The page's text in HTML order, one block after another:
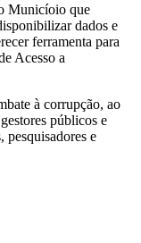
Municíoio que
dados e
ferramenta para
Acesso a
à corrupção, ao
públicos e
pesquisadores e